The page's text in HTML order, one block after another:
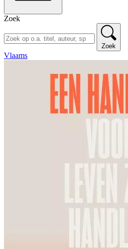
Zoek
Zoek
Vlaams